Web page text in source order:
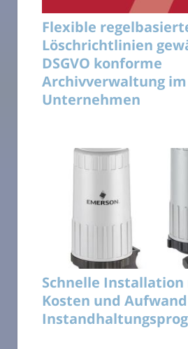
Flexible
Löschrichtlinien
DSGVO konforme
Archivverwaltung im
Unternehmen
Schnelle
Kosten und